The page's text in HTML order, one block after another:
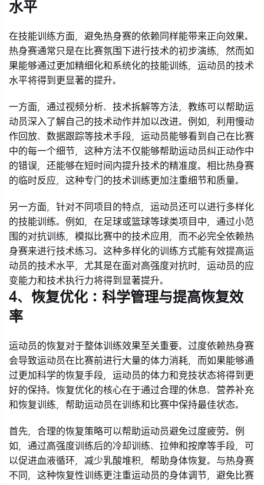
水平
在技能训练方面，避免热身赛的依赖同样能带来正向效果。
热身赛通常只是在比赛氛围下进行技术的初步演练，然而如
果能够通过更加精细化和系统化的技能训练，运动员的技术
水平将得到更显著的提升。
一方面，通过视频分析、技术拆解等方法，教练可以帮助运
动员深入了解自己的技术动作并加以改进。例如，利用慢动
作回放、数据跟踪等技术手段，运动员能够看到自己在比赛
中的每一个细节，这种方法不仅能够帮助运动员纠正动作中
的错误，还能够在短时间内提升技术的精准度。相比热身赛
的临时反应，这种专门的技术训练更加注重细节和质量。
另一方面，针对不同项目的特点，运动员还可以进行多样化
的技能训练。例如，在足球或篮球等球类项目中，通过小范
围的对抗训练，模拟比赛中的技术应用，而不必完全依赖热
身赛来进行技术练习。这种多样化的训练方式能有效提高运
动员的技术水平，尤其是在面对高强度对抗时，运动员的应
变能力和技术执行力将得到显著提升。
4、恢复优化：科学管理与提高恢复效
率
运动员的恢复对于整体训练效果至关重要。过度依赖热身赛
会导致运动员在比赛前进行大量的体力消耗，而如果能够通
过更加科学的恢复手段，运动员的体力和竞技状态将得到更
好的保持。恢复优化的核心在于通过合理的休息、营养补充
和恢复训练，帮助运动员在训练和比赛中保持最佳状态。
首先，合理的恢复策略可以帮助运动员避免过度疲劳。例
如，通过高强度训练后的冷却训练、拉伸和按摩等手段，可
以促进血液循环，减少乳酸堆积，帮助身体恢复。与热身赛
不同，这种恢复性训练更注重运动员的身体调节，避免比赛